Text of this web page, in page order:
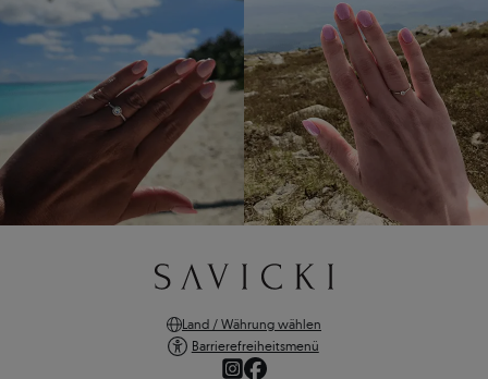
Land / Währung wählen
Barrierefreiheitsmenü